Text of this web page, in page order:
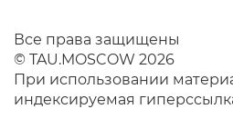
Все права защищены
© TAU.MOSCOW 2026
При использовании
индексируемая